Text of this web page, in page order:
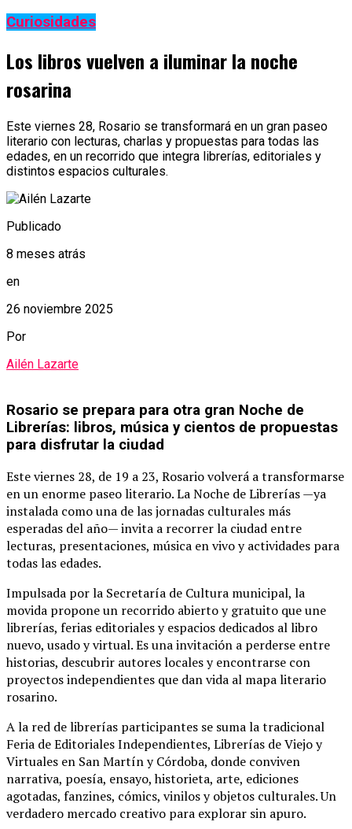
Curiosidades
Los libros vuelven a iluminar la noche
rosarina
Este viernes 28, Rosario se transformará en un gran paseo
literario con lecturas, charlas y propuestas para todas las
edades, en un recorrido que integra librerías, editoriales y
distintos espacios culturales.
Publicado
8 meses atrás
en
26 noviembre 2025
Por
Ailén Lazarte
Rosario se prepara para otra gran Noche de
Librerías: libros, música y cientos de propuestas
para disfrutar la ciudad
Este viernes 28, de 19 a 23, Rosario volverá a transformarse
en un enorme paseo literario. La Noche de Librerías —ya
instalada como una de las jornadas culturales más
esperadas del año— invita a recorrer la ciudad entre
lecturas, presentaciones, música en vivo y actividades para
todas las edades.
Impulsada por la Secretaría de Cultura municipal, la
movida propone un recorrido abierto y gratuito que une
librerías, ferias editoriales y espacios dedicados al libro
nuevo, usado y virtual. Es una invitación a perderse entre
historias, descubrir autores locales y encontrarse con
proyectos independientes que dan vida al mapa literario
rosarino.
A la red de librerías participantes se suma la tradicional
Feria de Editoriales Independientes, Librerías de Viejo y
Virtuales en San Martín y Córdoba, donde conviven
narrativa, poesía, ensayo, historieta, arte, ediciones
agotadas, fanzines, cómics, vinilos y objetos culturales. Un
verdadero mercado creativo para explorar sin apuro.